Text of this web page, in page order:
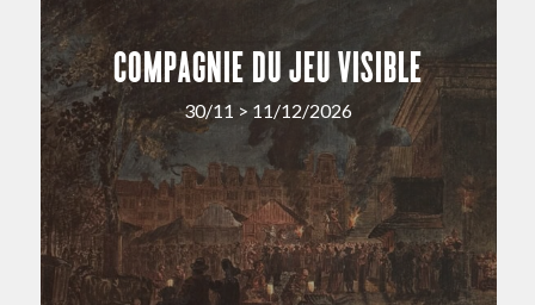
COMPAGNIE DU JEU VISIBLE
30/11 > 11/12/2026